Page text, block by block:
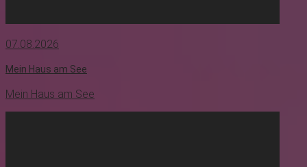
07.08.2026
Mein Haus am See
Mein Haus am See